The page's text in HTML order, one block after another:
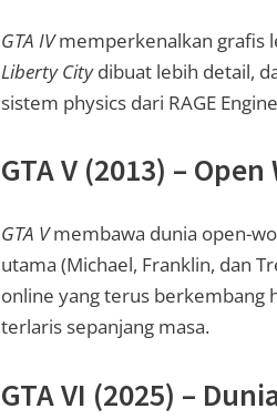
GTA IVmemperkenalkan grafis
Liberty Citydibuat lebih detail,
sistem physics dari RAGE
GTA V (2013) –
GTA Vmembawa dunia open-
utama (Michael, Franklin, dan
online yang terus berkembang
terlaris sepanjang masa.
GTA VI (2025) –